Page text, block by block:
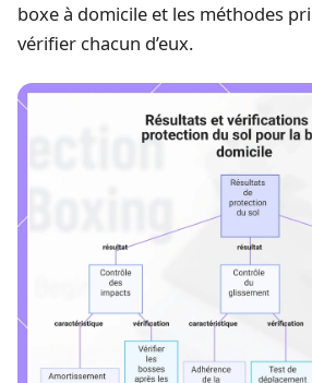
boxe à domicile et les méthodes
vérifier chacun d’eux.